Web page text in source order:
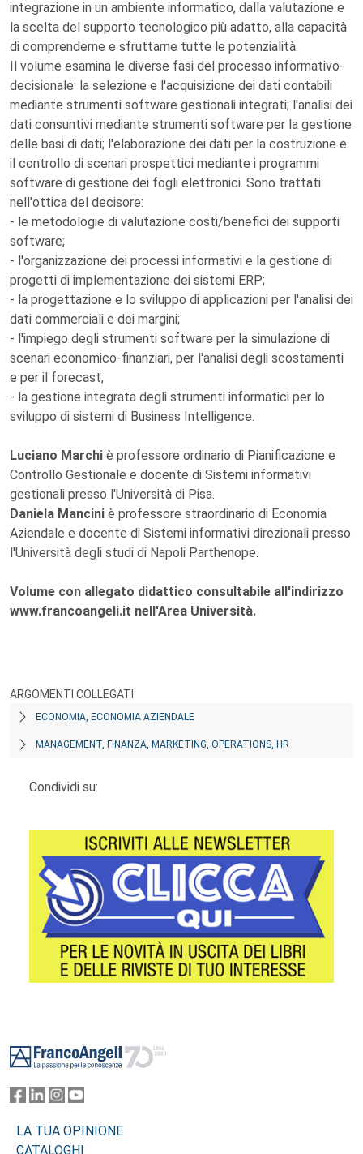
integrazione in un ambiente informatico, dalla valutazione e
la scelta del supporto tecnologico più adatto, alla capacità
di comprenderne e sfruttarne tutte le potenzialità.
Il volume esamina le diverse fasi del processo informativo-
decisionale: la selezione e l'acquisizione dei dati contabili
mediante strumenti software gestionali integrati; l'analisi dei
dati consuntivi mediante strumenti software per la gestione
delle basi di dati; l'elaborazione dei dati per la costruzione e
il controllo di scenari prospettici mediante i programmi
software di gestione dei fogli elettronici. Sono trattati
nell'ottica del decisore:
- le metodologie di valutazione costi/benefici dei supporti
software;
- l'organizzazione dei processi informativi e la gestione di
progetti di implementazione dei sistemi ERP;
- la progettazione e lo sviluppo di applicazioni per l'analisi dei
dati commerciali e dei margini;
- l'impiego degli strumenti software per la simulazione di
scenari economico-finanziari, per l'analisi degli scostamenti
e per il forecast;
- la gestione integrata degli strumenti informatici per lo
sviluppo di sistemi di Business Intelligence.
Luciano Marchi è professore ordinario di Pianificazione e
Controllo Gestionale e docente di Sistemi informativi
gestionali presso l'Università di Pisa.
Daniela Mancini è professore straordinario di Economia
Aziendale e docente di Sistemi informativi direzionali presso
l'Università degli studi di Napoli Parthenope.
Volume con allegato didattico consultabile all'indirizzo
www.francoangeli.it nell'Area Università.
ARGOMENTI COLLEGATI
ECONOMIA, ECONOMIA AZIENDALE
MANAGEMENT, FINANZA, MARKETING, OPERATIONS, HR
Condividi su:
LA TUA OPINIONE
CATALOGHI